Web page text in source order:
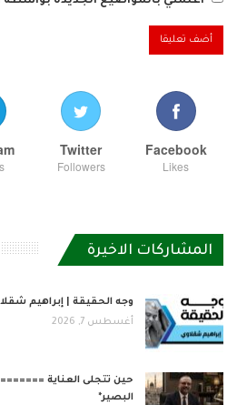
Facebook
Likes
Twitter
Followers
المشاركات الاخيرة
وجه الحقيقة | إبراهيم
أغسطس 7, 2026
حين تتجلى العناية
البصير*